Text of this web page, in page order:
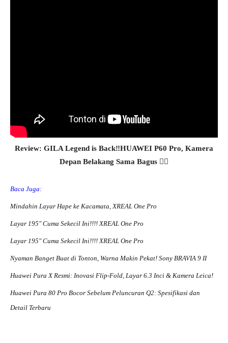
Review: GILA Legend is Back‼️HUAWEI P60 Pro, Kamera
Depan Belakang Sama Bagus 👍🏻
Baca Juga:
Mindahin Layar Hape ke Kacamata, XREAL One Pro
Layar 195″ Cuma Sekecil Ini!!!! XREAL One Pro
Layar 195″ Cuma Sekecil Ini!!!! XREAL One Pro
Nyaman Banget Buat di Tonton, Warna Makin Pekat! Sony BRAVIA 9 II
Huawei Pura X Resmi: Inovasi Flip-Fold, Layar 6.3 Inci & Kamera Leica!
Huawei Pura 80 Pro Bocor Sebelum Peluncuran Q2: Spesifikasi dan
Detail Terbaru